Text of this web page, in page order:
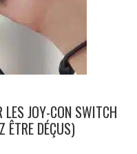
LES JOY-CON SWITCH
ÊTRE DÉÇUS)